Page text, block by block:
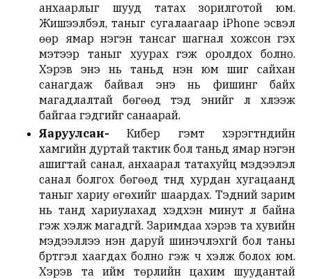
анхаарлыг шууд татах зорилготой юм.
Жишээлбэл, таныг сугалаагаар iPhone эсвэл
өөр ямар нэгэн тансаг шагнал хожсон гэх
мэтээр таныг хуурах гэж оролдох болно.
Хэрэв энэ нь таньд үнэн юм шиг сайхан
санагдаж байвал энэ нь фишинг байх
магадлалтай бөгөөд тэд энийг л хүлээж
байгаа гэдгийг санаарай.
Яаруулсан-Кибер гэмт хэрэгтнүүдийн
хамгийн дуртай тактик бол таньд ямар нэгэн
ашигтай санал, анхаарал татахуйц мэдээлэл
санал болгох бөгөөд түүнд хурдан хугацаанд
таныг хариу өгөхийг шаардах. Тэдний зарим
нь танд хариулахад хэдхэн минут л байна
гэж хэлж магадгүй. Заримдаа хэрэв та хувийн
мэдээллээ нэн даруй шинэчлэхгүй бол таны
бүртгэл хаагдах болно гэж ч хэлж болох юм.
Хэрэв та ийм төрлийн цахим шуудантай